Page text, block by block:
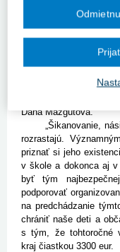
majú právo na život
skúsenostiach z
v organizovaní
Okrem autorských
videoprojekcia a
Dana Mažgútová.
„Šikanovanie,
rozrastajú.
priznať si jeho
v škole a dokonca aj
byť tým
podporovať
na predchádzanie
chrániť naše deti a
s tým, že tohtoročné
kraj čiastkou 3300 eur.